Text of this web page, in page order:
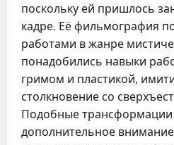
поскольку ей пришлось
кадре. Её фильмография
работами в жанре
понадобились навыки
гримом и пластикой,
столкновение со
Подобные трансформации
дополнительное